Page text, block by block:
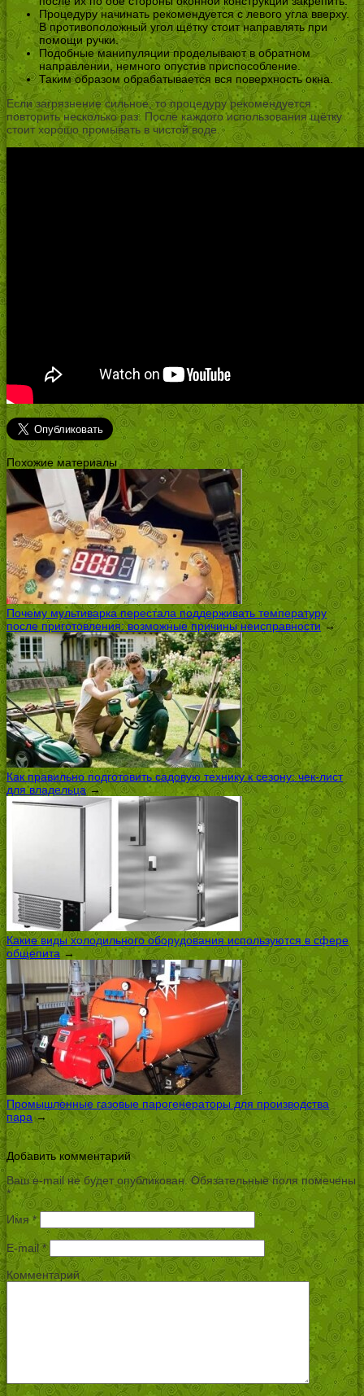
Процедуру начинать рекомендуется с левого угла вверху.
В противоположный угол щётку стоит направлять при
помощи ручки.
Подобные манипуляции проделывают в обратном
направлении, немного опустив приспособление.
Таким образом обрабатывается вся поверхность окна.
Если загрязнение сильное, то процедуру рекомендуется
повторить несколько раз. После каждого использования щётку
стоит хорошо промывать в чистой воде.
Похожие материалы
Почему мультиварка перестала поддерживать температуру
после приготовления: возможные причины неисправности→
Как правильно подготовить садовую технику к сезону: чек-лист
для владельца→
Какие виды холодильного оборудования используются в сфере
общепита →
Промышленные газовые парогенераторы для производства
пара →
Добавить комментарий
Ваш e-mail не будет опубликован. Обязательные поля помечены
*
Имя*
E-mail*
Комментарий